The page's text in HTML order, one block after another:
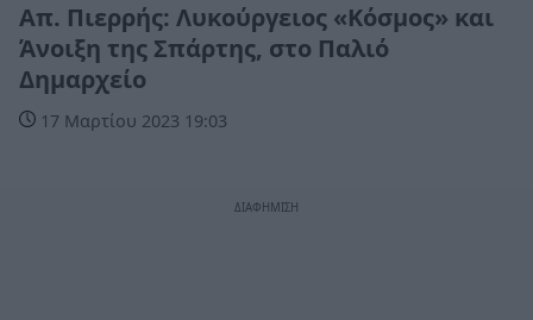
Απ. Πιερρής: Λυκούργειος «Κόσμος» και
Άνοιξη της Σπάρτης, στο Παλιό
Δημαρχείο
17 Μαρτίου 2023 19:03